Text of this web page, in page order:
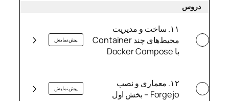
دروس
۱۱. ساخت و مدیریت
محیط‌های چند Container
با Docker Compose
پیش‌نمایش
۱۲. معماری و نصب
Forgejo – بخش اول
پیش‌نمایش